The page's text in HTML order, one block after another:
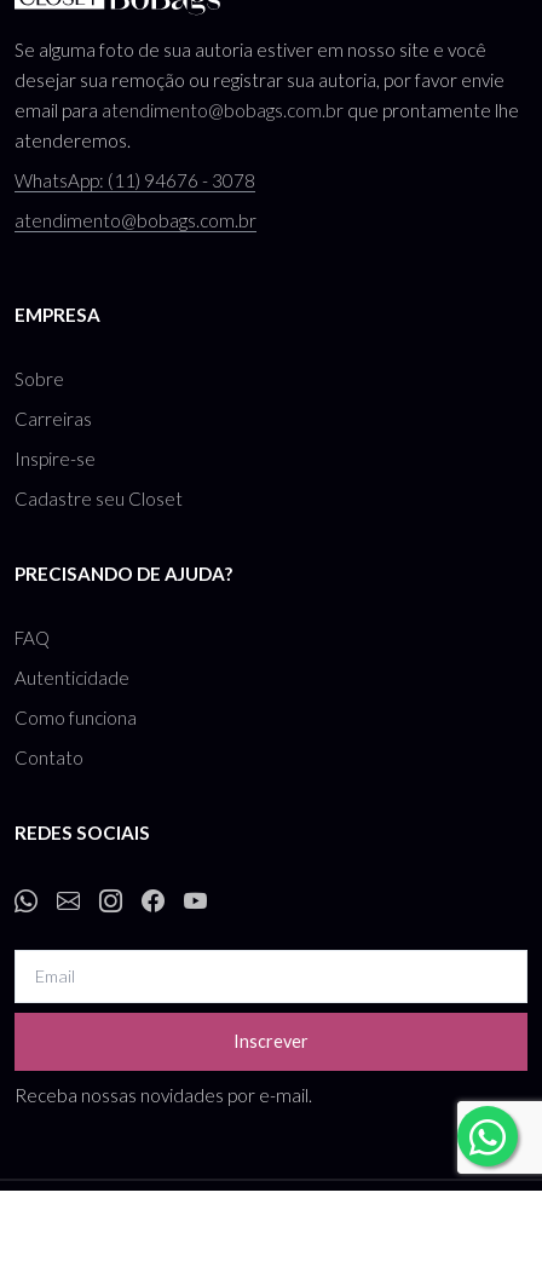
Se alguma foto de sua autoria estiver em nosso site e você
desejar sua remoção ou registrar sua autoria, por favor envie
email para atendimento@bobags.com.br que prontamente lhe
atenderemos.
WhatsApp: (11) 94676 - 3078
atendimento@bobags.com.br
EMPRESA
Sobre
Carreiras
Inspire-se
Cadastre seu Closet
PRECISANDO DE AJUDA?
FAQ
Autenticidade
Como funciona
Contato
REDES SOCIAIS
Inscrever
Receba nossas novidades por e-mail.